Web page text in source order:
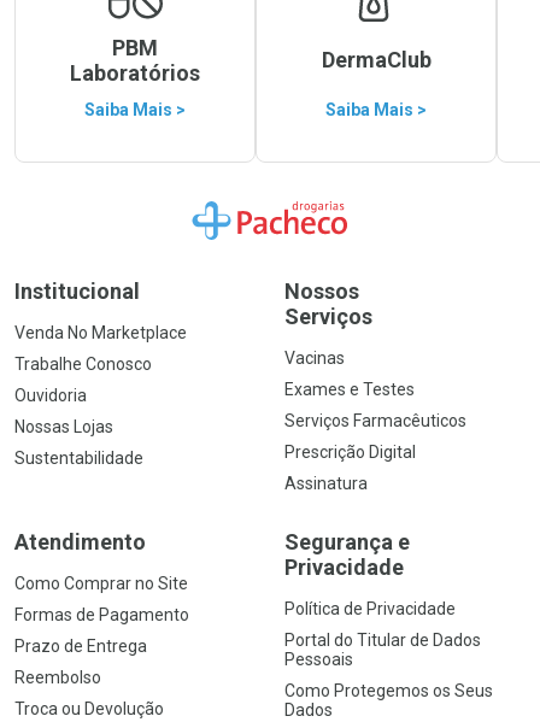
PBM
Laboratórios
Saiba Mais >
DermaClub
Saiba Mais >
Ir para a Home
Institucional
Venda No Marketplace
Trabalhe Conosco
Ouvidoria
Nossas Lojas
Sustentabilidade
Nossos
Serviços
Vacinas
Exames e Testes
Serviços Farmacêuticos
Prescrição Digital
Assinatura
Atendimento
Como Comprar no Site
Formas de Pagamento
Prazo de Entrega
Reembolso
Troca ou Devolução
Segurança e
Privacidade
Política de Privacidade
Portal do Titular de Dados
Pessoais
Como Protegemos os Seus
Dados